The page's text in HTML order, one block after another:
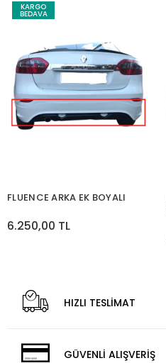
KARGO
BEDAVA
FLUENCE ARKA EK BOYALI
6.250,00 TL
HIZLI TESLİMAT
GÜVENLİ ALIŞVERİŞ